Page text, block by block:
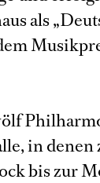
als
in denen
bis zur